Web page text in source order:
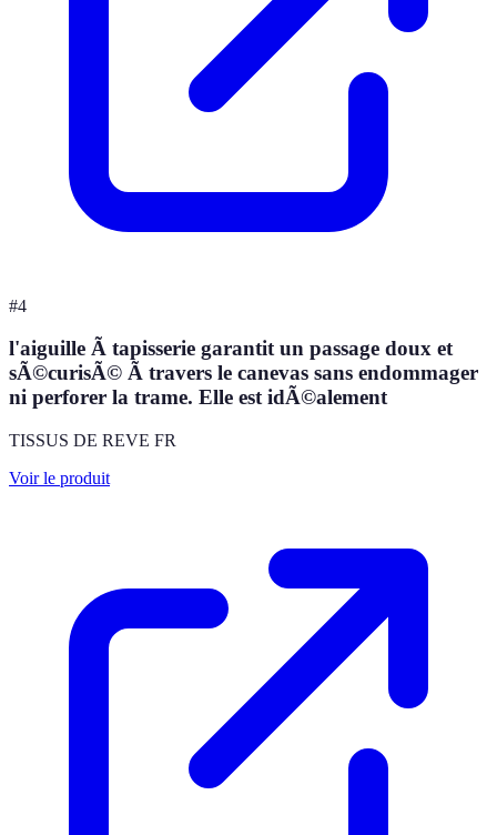
#4
l'aiguille Ã tapisserie garantit un passage doux et
sÃ©curisÃ© Ã travers le canevas sans endommager
ni perforer la trame. Elle est idÃ©alement
TISSUS DE REVE FR
Voir le produit